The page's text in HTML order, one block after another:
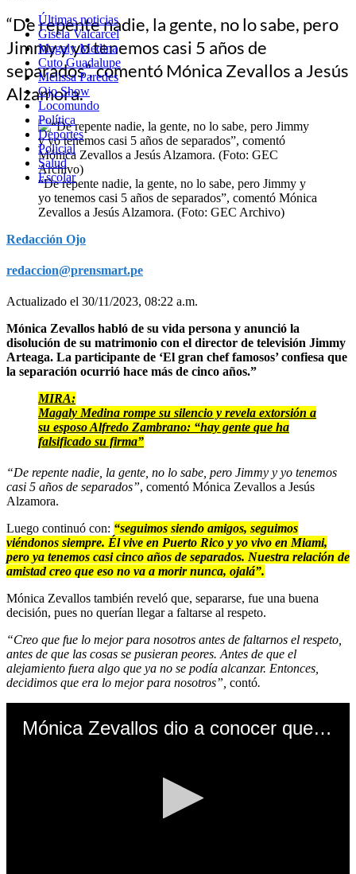
Últimas noticias
Gisela Valcarcel
Magaly Medina
Cuto Guadalupe
Melissa Paredes
Ojo Show
Locomundo
Política
Deportes
Policial
Salud
Escolar
“De repente nadie, la gente, no lo sabe, pero
Jimmy y yo tenemos casi 5 años de
separados”, comentó Mónica Zevallos a Jesús
Alzamora.
“De repente nadie, la gente, no lo sabe, pero Jimmy y
yo tenemos casi 5 años de separados”, comentó Mónica
Zevallos a Jesús Alzamora. (Foto: GEC Archivo)
Redacción Ojo
redaccion@prensmart.pe
Actualizado el 30/11/2023, 08:22 a.m.
Mónica Zevallos habló de su vida persona y anunció la
disolución de su matrimonio con el director de televisión Jimmy
Arteaga. La participante de ‘El gran chef famosos’ confiesa que
la separación ocurrió hace más de cinco años.”
MIRA:
Magaly Medina rompe su silencio y revela extorsión a
su esposo Alfredo Zambrano: “hay gente que ha
falsificado su firma”
“De repente nadie, la gente, no lo sabe, pero Jimmy y yo tenemos
casi 5 años de separados”, comentó Mónica Zevallos a Jesús
Alzamora.
Luego continuó con: “seguimos siendo amigos, seguimos
viéndonos siempre. Él vive en Puerto Rico y yo vivo en Miami,
pero ya tenemos casi cinco años de separados. Nuestra relación de
amistad creo que eso no va a morir nunca, ojalá”.
Mónica Zevallos también reveló que, separarse, fue una buena
decisión, pues no querían llegar a faltarse al respeto.
“Creo que fue lo mejor para nosotros antes de faltarnos el respeto,
antes de que las cosas se pusieran peores. Antes de que el
alejamiento fuera algo que ya no se podía alcanzar. Entonces,
decidimos que era lo mejor para nosotros”, contó.
Mónica Zevallos dio a conocer que lleva 5 años separada de Jimmy Arteaga